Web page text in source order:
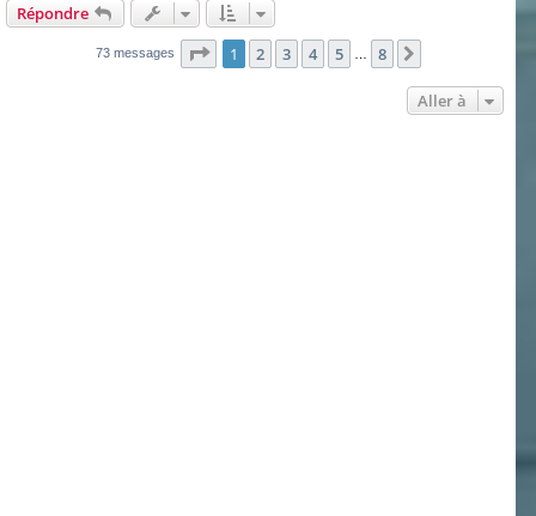
u
Répondre
73 messages Page 1sur8
1 2 3 4 5 8
Aller à